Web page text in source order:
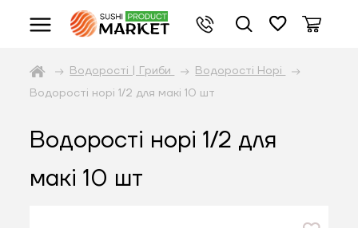
Водорості | Гриби
Водорості Норі
Водорості норі 1/2 для макі 10 шт
Водорості норі 1/2 для
макі 10 шт